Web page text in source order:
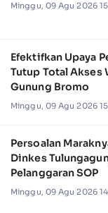
Minggu, 09 Agu 2026
Efektifkan Upaya
Tutup Total Akses
Gunung Bromo
Minggu, 09 Agu 2026
Persoalan
Dinkes
Pelanggaran SOP
Minggu, 09 Agu 2026